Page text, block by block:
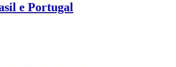
e Portugal